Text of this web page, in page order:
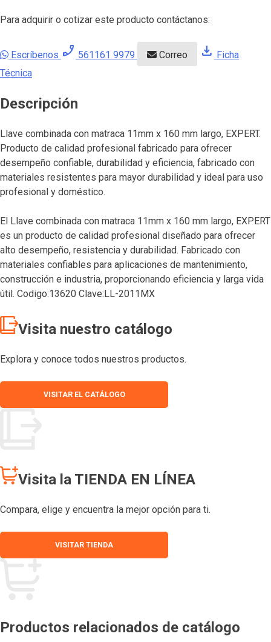
Para adquirir o cotizar este producto contáctanos:
Escríbenos phone_enabled 561161 9979 Correo download Ficha
Técnica
Descripción
Llave combinada con matraca 11mm x 160 mm largo, EXPERT.
Producto de calidad profesional fabricado para ofrecer
desempeño confiable, durabilidad y eficiencia, fabricado con
materiales resistentes para mayor durabilidad y ideal para uso
profesional y doméstico.
El Llave combinada con matraca 11mm x 160 mm largo, EXPERT
es un producto de calidad profesional diseñado para ofrecer
alto desempeño, resistencia y durabilidad. Fabricado con
materiales confiables para aplicaciones de mantenimiento,
construcción e industria, proporcionando eficiencia y larga vida
útil. Codigo:13620 Clave:LL-2011MX
Visita nuestro catálogo
Explora y conoce todos nuestros productos.
VISITAR EL CATÁLOGO
Visita la TIENDA EN LÍNEA
Compara, elige y encuentra la mejor opción para ti.
VISITAR TIENDA
Productos relacionados de catálogo